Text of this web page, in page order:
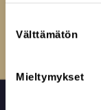
Välttämätön
Mieltymykset
Ota yhteyttä